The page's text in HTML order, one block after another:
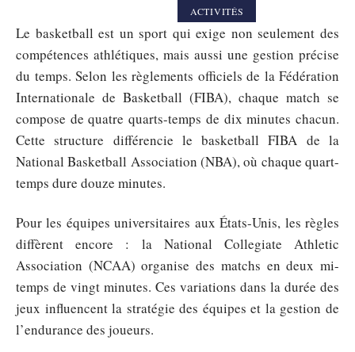
ACTIVITÉS
Le basketball est un sport qui exige non seulement des
compétences athlétiques, mais aussi une gestion précise
du temps. Selon les règlements officiels de la Fédération
Internationale de Basketball (FIBA), chaque match se
compose de quatre quarts-temps de dix minutes chacun.
Cette structure différencie le basketball FIBA de la
National Basketball Association (NBA), où chaque quart-
temps dure douze minutes.
Pour les équipes universitaires aux États-Unis, les règles
diffèrent encore : la National Collegiate Athletic
Association (NCAA) organise des matchs en deux mi-
temps de vingt minutes. Ces variations dans la durée des
jeux influencent la stratégie des équipes et la gestion de
l’endurance des joueurs.